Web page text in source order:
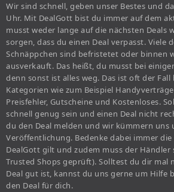
Wir sind schnell, geben unser Bestes und
Uhr. Mit DealGott bist du immer auf dem
musst weder lange auf die nächsten Deals
sorgen, dass du einen Deal verpasst. Viele
Schnäppchen sind befristetet oder binnen
ausverkauft. Das heißt, du musst bei
denn sonst ist alles weg. Das ist oft der Fall
Kategorien wie zum Beispiel
Preisfehler, Gutscheine und Kostenloses.
schnell genug sein und einen Deal nicht
du den Deal melden und wir kümmern uns
Veröffentlichung. Bedenke dabei immer die
DealGott gilt und zudem muss der Händler
Trusted Shops geprüft). Solltest du dir mal
Deal gut ist, kannst du uns gerne um Hilfe
den Deal für dich.